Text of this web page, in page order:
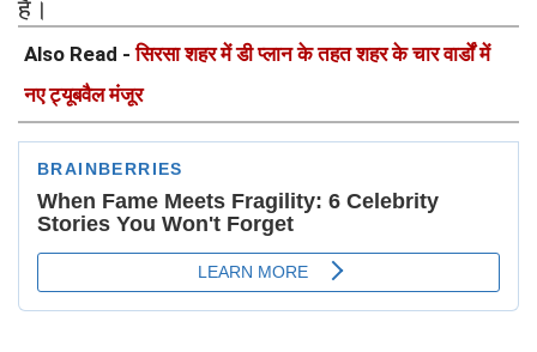
है।
Also Read -सिरसा शहर में डी प्लान के तहत शहर के चार वार्डों में
नए ट्यूबवैल मंजूर